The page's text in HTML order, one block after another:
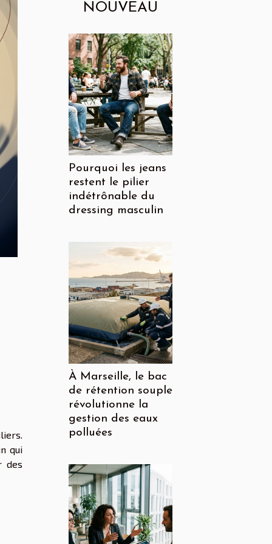
qui
des
NOUVEAU
Pourquoi les jeans
restent le pilier
indétrônable du
dressing masculin
À Marseille, le bac
de rétention souple
révolutionne la
gestion des eaux
polluées